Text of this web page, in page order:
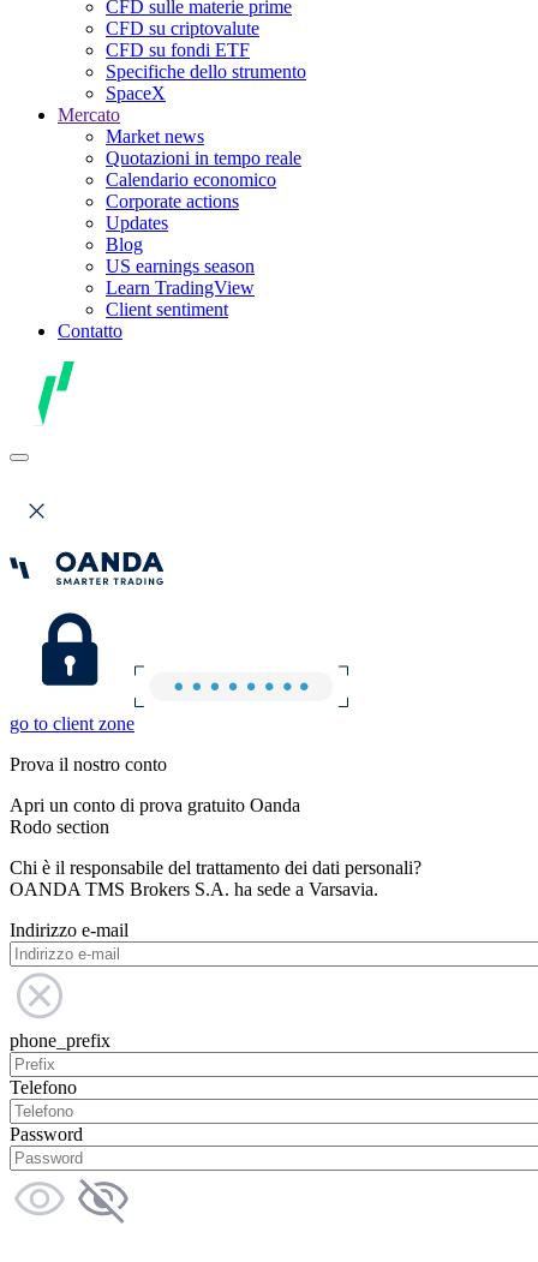
CFD sulle materie prime
CFD su criptovalute
CFD su fondi ETF
Specifiche dello strumento
SpaceX
Mercato
Market news
Quotazioni in tempo reale
Calendario economico
Corporate actions
Updates
Blog
US earnings season
Learn TradingView
Client sentiment
Contatto
go to client zone
Prova il nostro conto
Apri un conto di prova gratuito Oanda
Rodo section
Chi è il responsabile del trattamento dei dati personali?
OANDA TMS Brokers S.A. ha sede a Varsavia.
Indirizzo e-mail
phone_prefix
Telefono
Password